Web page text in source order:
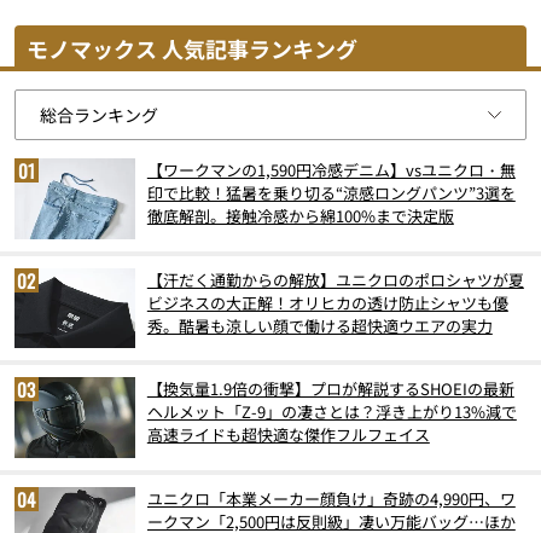
モノマックス 人気記事ランキング
【ワークマンの1,590円冷感デニム】vsユニクロ・無
印で比較！猛暑を乗り切る“涼感ロングパンツ”3選を
徹底解剖。接触冷感から綿100%まで決定版
【汗だく通勤からの解放】ユニクロのポロシャツが夏
ビジネスの大正解！オリヒカの透け防止シャツも優
秀。酷暑も涼しい顔で働ける超快適ウエアの実力
【換気量1.9倍の衝撃】プロが解説するSHOEIの最新
ヘルメット「Z-9」の凄さとは？浮き上がり13%減で
高速ライドも超快適な傑作フルフェイス
ユニクロ「本業メーカー顔負け」奇跡の4,990円、ワ
ークマン「2,500円は反則級」凄い万能バッグ…ほか